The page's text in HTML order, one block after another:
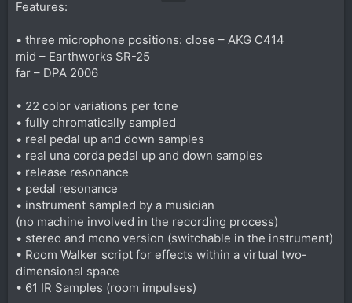
Features:
• three microphone positions: close – AKG C414
mid – Earthworks SR-25
far – DPA 2006
• 22 color variations per tone
• fully chromatically sampled
• real pedal up and down samples
• real una corda pedal up and down samples
• release resonance
• pedal resonance
• instrument sampled by a musician
(no machine involved in the recording process)
• stereo and mono version (switchable in the instrument)
• Room Walker script for effects within a virtual two-
dimensional space
• 61 IR Samples (room impulses)